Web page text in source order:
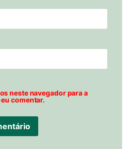
neste navegador para a
comentar.